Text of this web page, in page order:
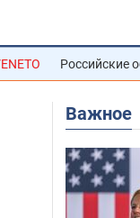
Российские
Важное